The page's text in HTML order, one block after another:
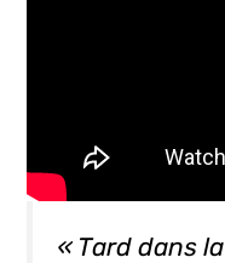
« Tard dans